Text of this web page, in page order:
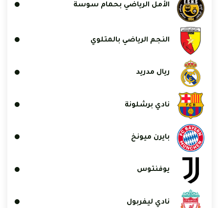
الأمل الرياضي بحمام سوسة
النجم الرياضي بالمتلوي
ريال مدريد
نادي برشلونة
بايرن ميونخ
يوفنتوس
نادي ليفربول